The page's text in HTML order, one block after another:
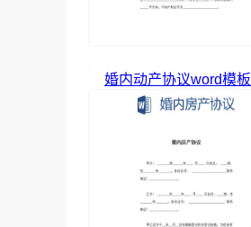
婚内动产协议word模板